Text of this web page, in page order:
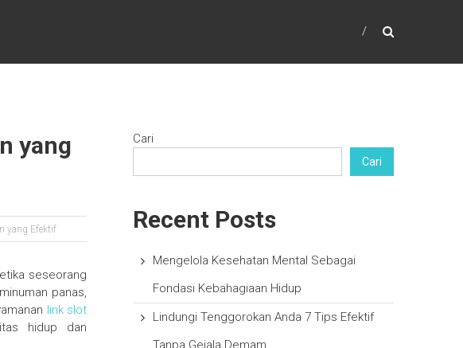
yang
yang Efektif
seseorang
panas,
link slot
hidup dan
Cari
Cari
Recent Posts
Mengelola Kesehatan Mental Sebagai
Fondasi Kebahagiaan Hidup
Lindungi Tenggorokan Anda 7 Tips Efektif
Tanpa Gejala Demam